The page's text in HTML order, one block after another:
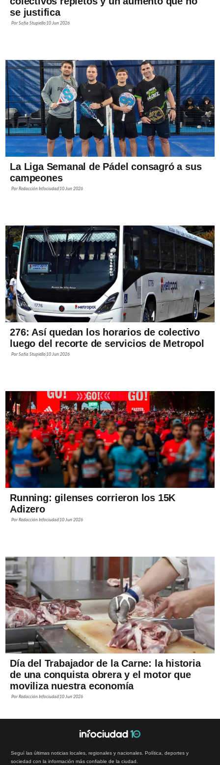
se justifica
PorSofía Stupiello 10 Jun 2026
La Liga Semanal de Pádel consagró a sus
campeones
PorRedacción Infociudad 10 Jun 2026
276: Así quedan los horarios de colectivo
luego del recorte de servicios de Metropol
PorSofía Stupiello 10 Jun 2026
Running: gilenses corrieron los 15K
Adizero
PorRedacción Infociudad 10 Jun 2026
Día del Trabajador de la Carne: la historia
de una conquista obrera y el motor que
moviliza nuestra economía
PorRedacción Infociudad 10 Jun 2026
Seguí las últimas noticias locales, regionales y nacionales. Política, deportes y
sociedad con la información más confiable de la ciudad.